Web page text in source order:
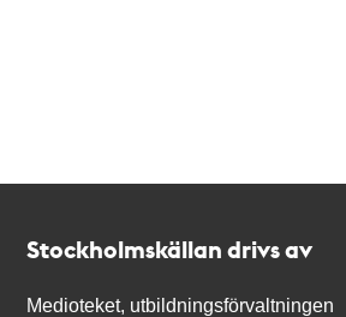
Stockholmskällan drivs av
Medioteket, utbildningsförvaltningen